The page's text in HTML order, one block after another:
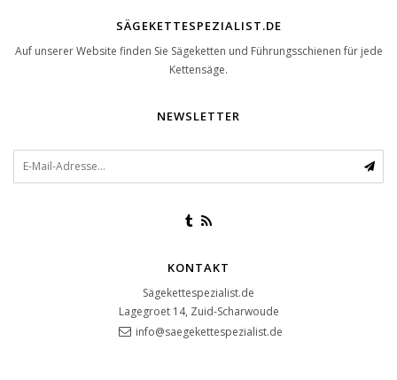
SÄGEKETTESPEZIALIST.DE
Auf unserer Website finden Sie Sägeketten und Führungsschienen für jede
Kettensäge.
NEWSLETTER
KONTAKT
Sägekettespezialist.de
Lagegroet 14, Zuid-Scharwoude
info@saegekettespezialist.de